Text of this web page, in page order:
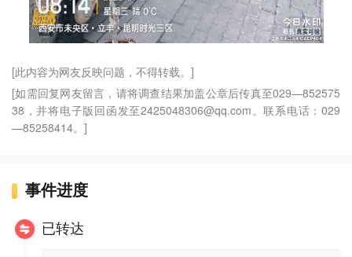
[此内容为网友反映问题，不得转载。]
[如需回复网友留言，请将调查结果加盖公章后传真至029—852575
38，并将电子版回函发至2425048306@qq.com。联系电话：029
—85258414。]
事件进度
已转达